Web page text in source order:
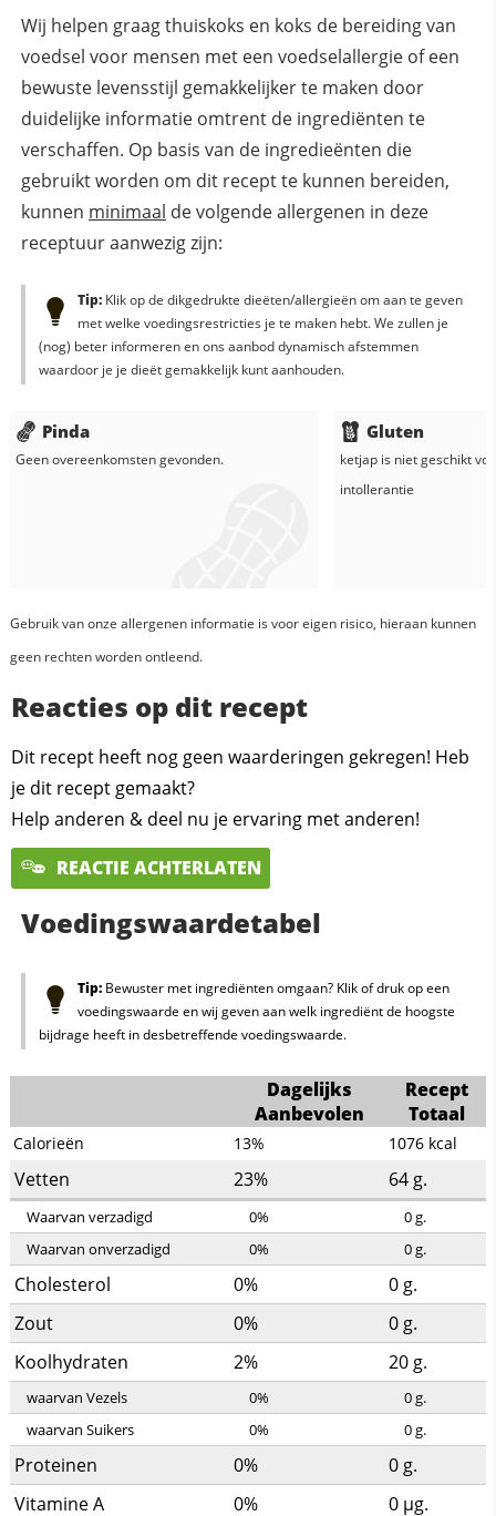
Wij helpen graag thuiskoks en koks de bereiding van
voedsel voor mensen met een voedselallergie of een
bewuste levensstijl gemakkelijker te maken door
duidelijke informatie omtrent de ingrediënten te
verschaffen. Op basis van de ingredieënten die
gebruikt worden om dit recept te kunnen bereiden,
kunnen minimaal de volgende allergenen in deze
receptuur aanwezig zijn:
Tip:Klik op de dikgedrukte dieëten/allergieën om aan te geven
met welke voedingsrestricties je te maken hebt. We zullen je
(nog) beter informeren en ons aanbod dynamisch afstemmen
waardoor je je dieët gemakkelijk kunt aanhouden.
Pinda
Geen overeenkomsten gevonden.
Gluten
ketjapis niet geschikt
intollerantie
Gebruik van onze allergenen informatie is voor eigen risico, hieraan kunnen
geen rechten worden ontleend.
Reacties op dit recept
Dit recept heeft nog geen waarderingen gekregen! Heb
je dit recept gemaakt?
Help anderen & deel nu je ervaring met anderen!
REACTIE ACHTERLATEN
Voedingswaardetabel
Tip:Bewuster met ingrediënten omgaan? Klik of druk op een
voedingswaarde en wij geven aan welk ingrediënt de hoogste
bijdrage heeft in desbetreffende voedingswaarde.
Dagelijks
Aanbevolen
Recept
Totaal
Calorieën 13% 1076 kcal
Vetten 23% 64 g.
Waarvan verzadigd 0% 0g.
Waarvan onverzadigd
0% 0g.
Cholesterol 0% 0 g.
Zout
0% 0 g.
Koolhydraten
2% 20 g.
waarvan Vezels 0% 0g.
waarvan Suikers
0% 0g.
Proteinen 0% 0 g.
Vitamine A
0% 0 µg.